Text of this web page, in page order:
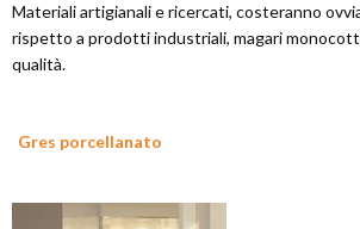
Materiali artigianali e ricercati, costeranno
rispetto a prodotti industriali, magari
qualità.
Gres porcellanato